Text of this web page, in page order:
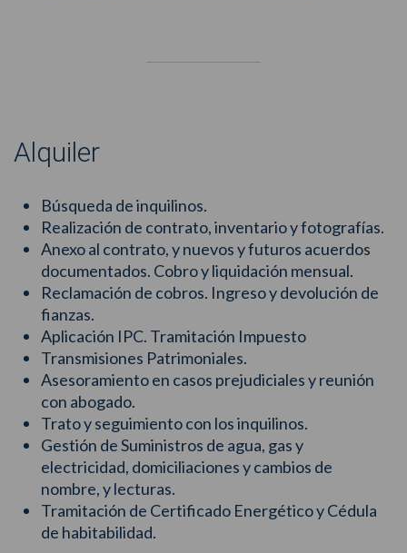
Alquiler
Búsqueda de inquilinos.
Realización de contrato, inventario y fotografías.
Anexo al contrato, y nuevos y futuros acuerdos
documentados. Cobro y liquidación mensual.
Reclamación de cobros. Ingreso y devolución de
fianzas.
Aplicación IPC. Tramitación Impuesto
Transmisiones Patrimoniales.
Asesoramiento en casos prejudiciales y reunión
con abogado.
Trato y seguimiento con los inquilinos.
Gestión de Suministros de agua, gas y
electricidad, domiciliaciones y cambios de
nombre, y lecturas.
Tramitación de Certificado Energético y Cédula
de habitabilidad.